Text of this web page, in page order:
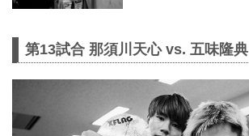
第13試合 那須川天心 vs. 五味隆典